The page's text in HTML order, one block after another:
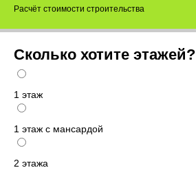
Расчёт стоимости строительства
Сколько хотите этажей?
1 этаж
1 этаж с мансардой
2 этажа